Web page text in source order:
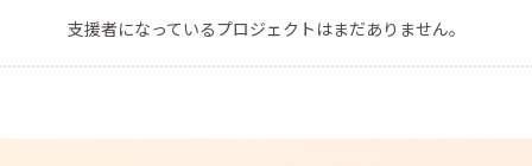
CAMPFIRE for Social Good
CAMPFIRE Creation
CAMPFIREふるさと納税
machi-ya コミュニティ
支援者になっているプロジェクトはまだありません。